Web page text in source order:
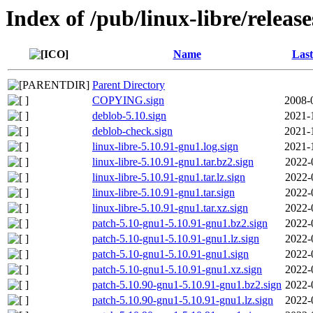
Index of /pub/linux-libre/
Name
Parent Directory
COPYING.sign
2008-
deblob-5.10.sign
2021-
deblob-check.sign
2021-
linux-libre-5.10.91-gnu1.log.sign
2021-
linux-libre-5.10.91-gnu1.tar.bz2.sign
2022-
linux-libre-5.10.91-gnu1.tar.lz.sign
2022-
linux-libre-5.10.91-gnu1.tar.sign
2022-
linux-libre-5.10.91-gnu1.tar.xz.sign
2022-
patch-5.10-gnu1-5.10.91-gnu1.bz2.sign
2022-
patch-5.10-gnu1-5.10.91-gnu1.lz.sign
2022-
patch-5.10-gnu1-5.10.91-gnu1.sign
2022-
patch-5.10-gnu1-5.10.91-gnu1.xz.sign
2022-
patch-5.10.90-gnu1-5.10.91-gnu1.bz2.sign 2022-
patch-5.10.90-gnu1-5.10.91-gnu1.lz.sign
2022-